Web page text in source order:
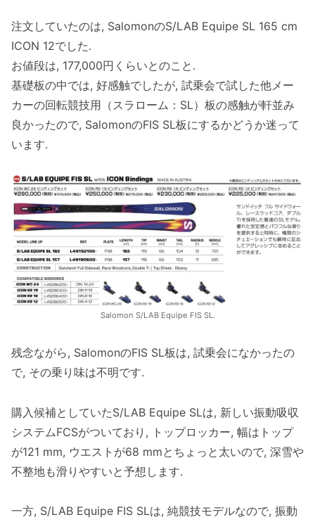
注文していたのは, SalomonのS/LAB Equipe SL 165 cm
ICON 12でした.
お値段は, 177,000円くらいとのこと.
基礎板の中では, 好感触でしたが, 試乗会で試した他メー
カーの回転競技用（スラローム：SL）板の感触が軒並み
良かったので, SalomonのFIS SL板にするかどうか迷って
います.
Salomon S/LAB Equipe FIS SL.
残念ながら, SalomonのFIS SL板は, 試乗会になかったの
で, その乗り味は不明です.
購入候補としていたS/LAB Equipe SLは, 新しい振動吸収
システムFCSがついており, トップロッカー, 幅はトップ
が121 mm, ウエストが68 mmとちょっと太いので, 深雪や
不整地も滑りやすいと予想します.
一方, S/LAB Equipe FIS SLは, 純競技モデルなので, 振動